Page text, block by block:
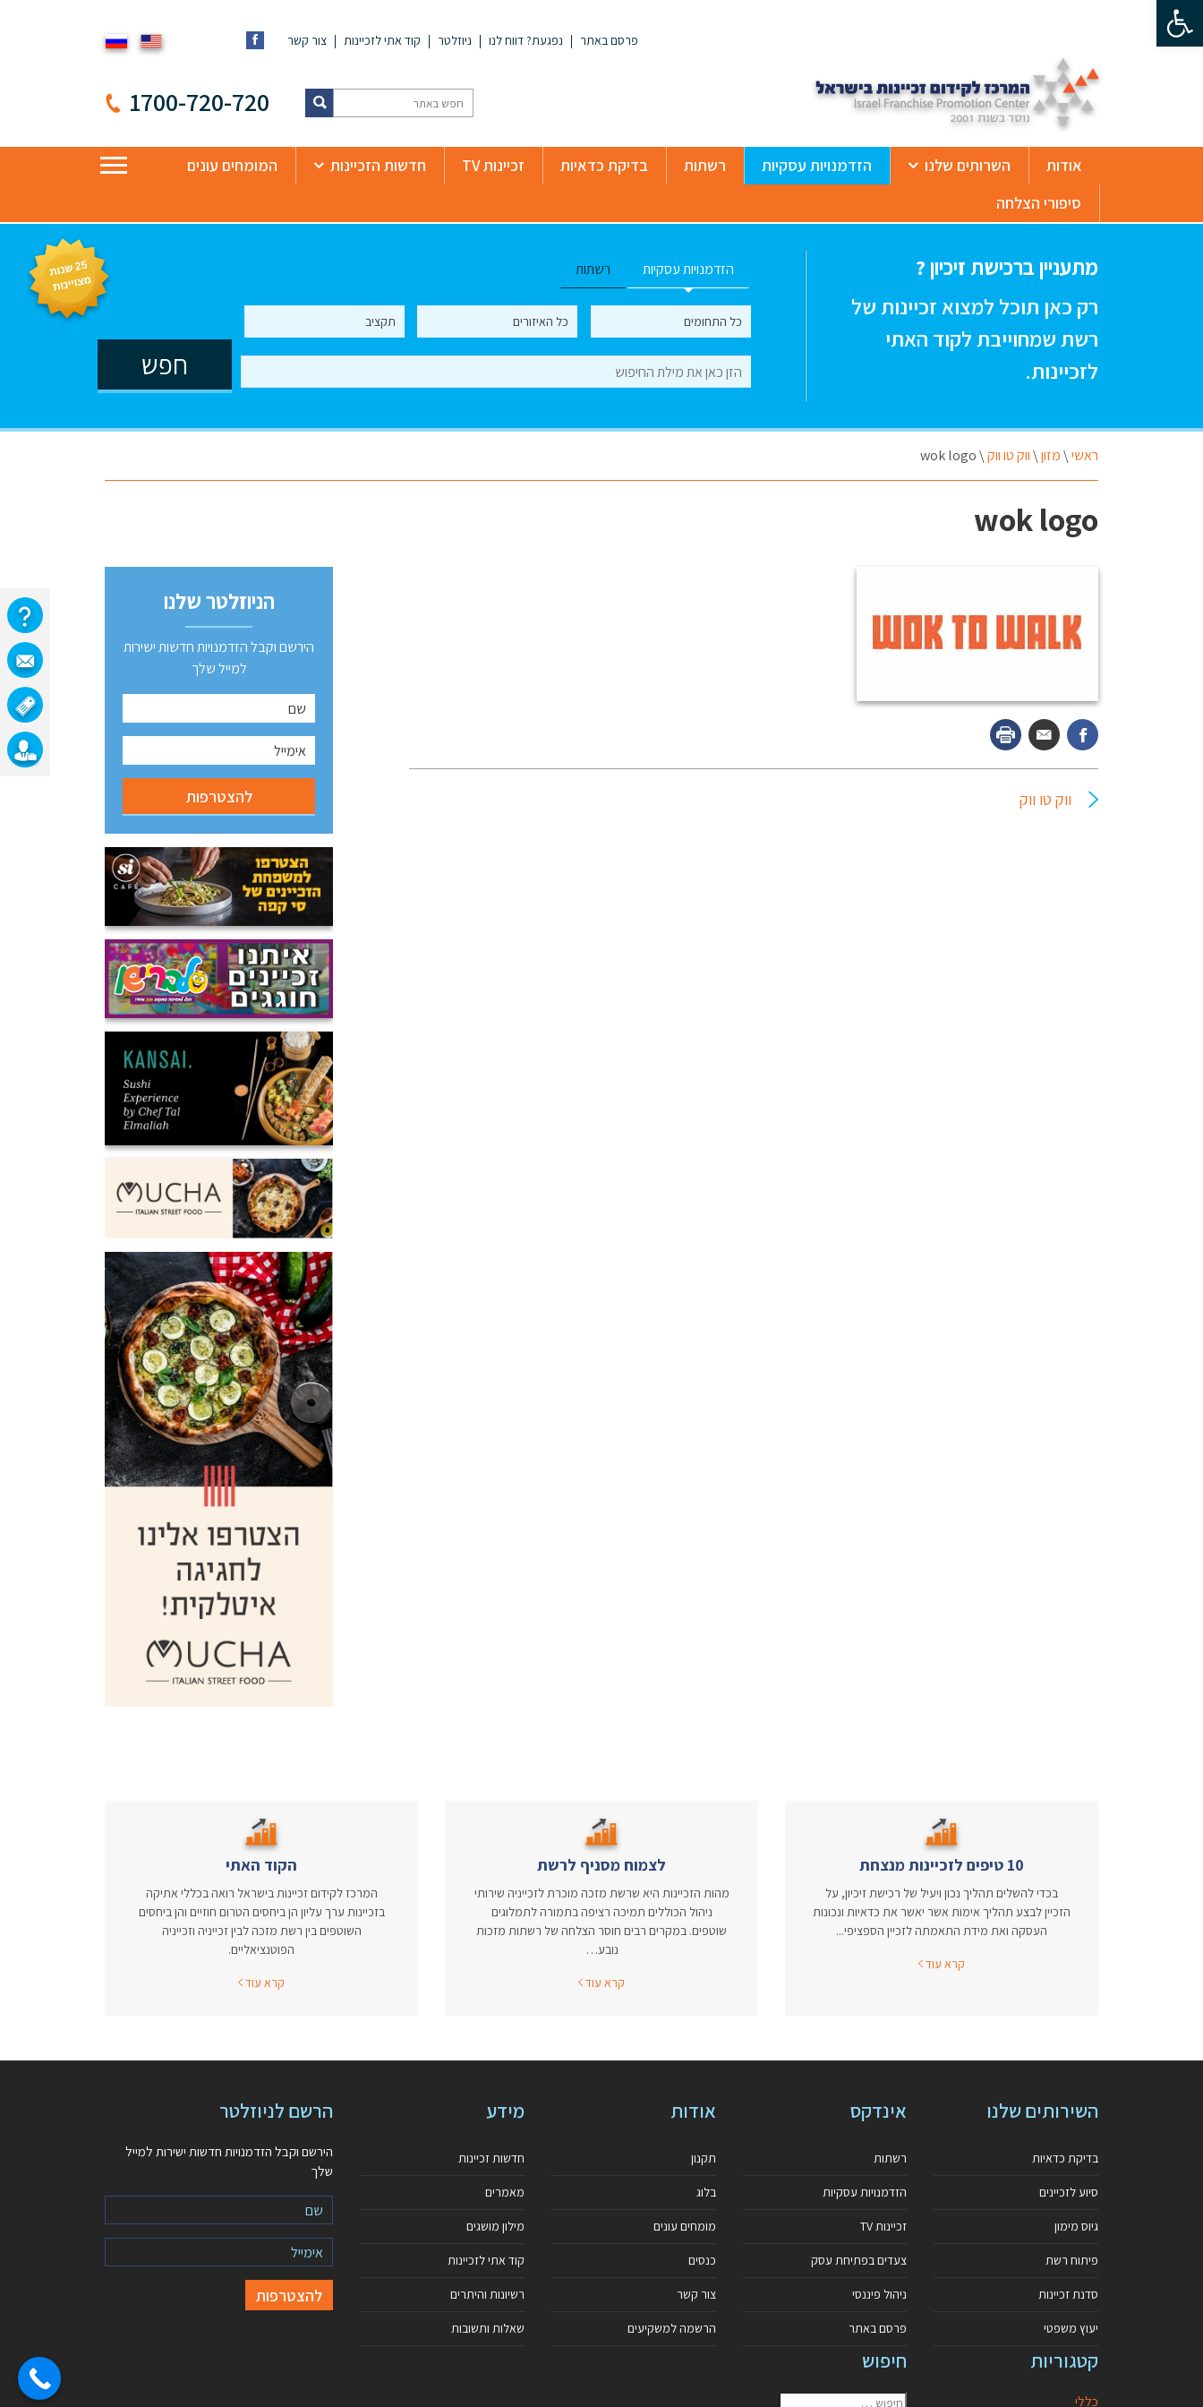
פתח סרגל נגישות
פרסם באתר נפגעת? דווח לנו ניוזלטר קוד אתי לזכיינות צור קשר
1700-720-720
אודות השרותים שלנו הזדמנויות עסקיות רשתות בדיקת כדאיות זכיינות TV חדשות הזכיינות
המומחים עונים
סיפורי הצלחה
מתעניין ברכישת זיכיון ?
רק כאן תוכל למצוא זכיינות של
רשת שמחוייבת לקוד האתי
לזכיינות.
הזדמנויות עסקיות רשתות
ראשי\מזון\ווק טו ווק\
wok logo
wok logo
ווק טו ווק
הניוזלטר שלנו
הירשם וקבל הזדמנויות חדשות ישירות
למייל שלך
10 טיפים לזכיינות מנצחת
בכדי להשלים תהליך נכון ויעיל של רכישת זיכיון, על
הזכיין לבצע תהליך אימות אשר יאשר את כדאיות ונכונות
העסקה ואת מידת התאמתה לזכיין הספציפי...
קרא עוד
לצמוח מסניף לרשת
מהות הזכיינות היא שרשת מזכה מוכרת לזכייניה שירותי
ניהול הכוללים תמיכה רציפה בתמורה לתמלוגים
שוטפים. במקרים רבים חוסר הצלחה של רשתות מזכות
נובע…
קרא עוד
הקוד האתי
המרכז לקידום זכיינות בישראל רואה בכללי אתיקה
בזכיינות ערך עליון הן ביחסים הטרום חוזיים והן ביחסים
השוטפים בין רשת מזכה לבין זכייניה וזכייניה
הפוטנציאליים.
קרא עוד
השירותים שלנו
בדיקת כדאיות
סיוע לזכיינים
גיוס מימון
פיתוח רשת
סדנת זכיינות
יעוץ משפטי
אינדקס
רשתות
הזדמנויות עסקיות
זכיינות TV
צעדים בפתיחת עסק
ניהול פיננסי
פרסם באתר
אודות
תקנון
בלוג
מומחים עונים
כנסים
צור קשר
הרשמה למשקיעים
מידע
חדשות זכיינות
מאמרים
מילון מושגים
קוד אתי לזכיינות
רשיונות והיתרים
שאלות ותשובות
קטגוריות
כללי
חיפוש
הרשם לניוזלטר
הירשם וקבל הזדמנויות חדשות ישירות למייל
שלך